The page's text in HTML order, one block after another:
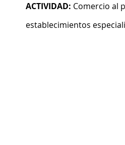
ACTIVIDAD: Comercio al
establecimientos